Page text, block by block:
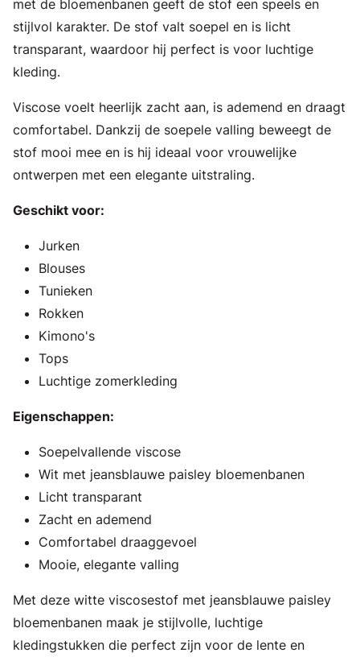
met de bloemenbanen geeft de stof een speels en
stijlvol karakter. De stof valt soepel en is licht
transparant, waardoor hij perfect is voor luchtige
kleding.
Viscose voelt heerlijk zacht aan, is ademend en draagt
comfortabel. Dankzij de soepele valling beweegt de
stof mooi mee en is hij ideaal voor vrouwelijke
ontwerpen met een elegante uitstraling.
Geschikt voor:
Jurken
Blouses
Tunieken
Rokken
Kimono's
Tops
Luchtige zomerkleding
Eigenschappen:
Soepelvallende viscose
Wit met jeansblauwe paisley bloemenbanen
Licht transparant
Zacht en ademend
Comfortabel draaggevoel
Mooie, elegante valling
Met deze witte viscosestof met jeansblauwe paisley
bloemenbanen maak je stijlvolle, luchtige
kledingstukken die perfect zijn voor de lente en